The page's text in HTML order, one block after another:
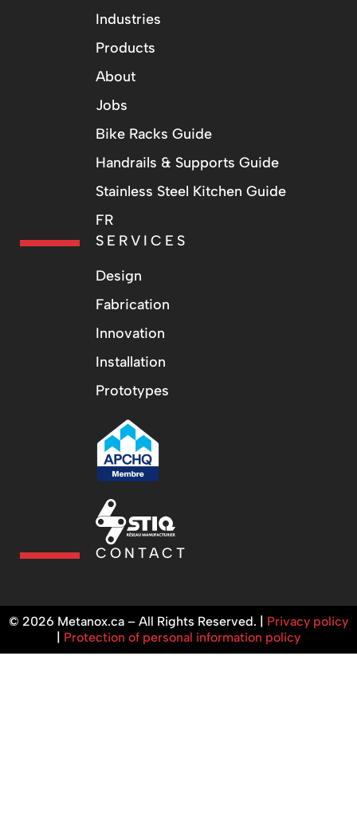
Industries
Products
About
Jobs
Bike Racks Guide
Handrails & Supports Guide
Stainless Steel Kitchen Guide
FR
SERVICES
Design
Fabrication
Innovation
Installation
Prototypes
CONTACT
© 2026 Metanox.ca – All Rights Reserved. | Privacy policy
| Protection of personal information policy